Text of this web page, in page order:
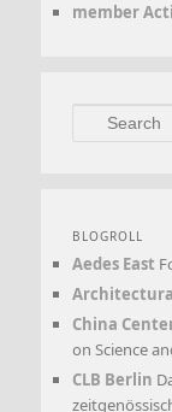
member
Search
BLOGROLL
Aedes East
China
on Science
CLB Berlin